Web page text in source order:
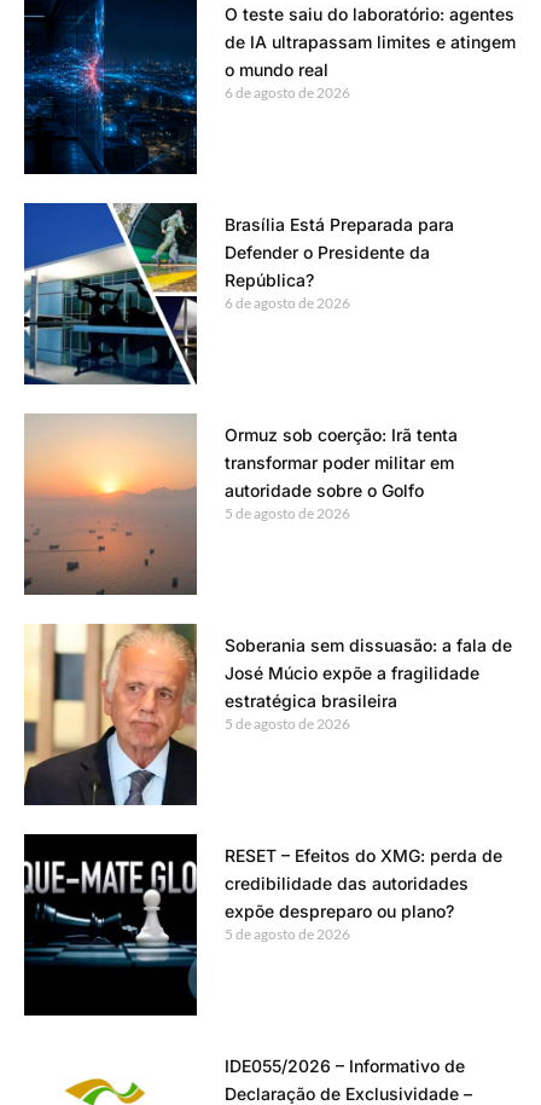
O teste saiu do laboratório: agentes
de IA ultrapassam limites e atingem
o mundo real
6 de agosto de 2026
Brasília Está Preparada para
Defender o Presidente da
República?
6 de agosto de 2026
Ormuz sob coerção: Irã tenta
transformar poder militar em
autoridade sobre o Golfo
5 de agosto de 2026
Soberania sem dissuasão: a fala de
José Múcio expõe a fragilidade
estratégica brasileira
5 de agosto de 2026
RESET – Efeitos do XMG: perda de
credibilidade das autoridades
expõe despreparo ou plano?
5 de agosto de 2026
IDE055/2026 – Informativo de
Declaração de Exclusividade –